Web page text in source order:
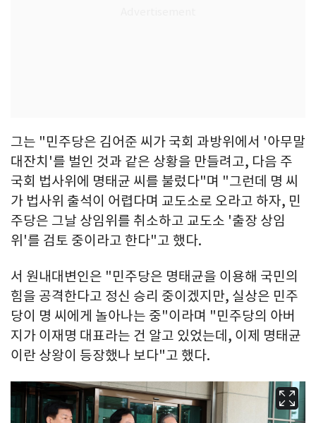
그는 "민주당은 김어준 씨가 국회 과방위에서 '아무말
대잔치'를 벌인 것과 같은 상황을 만들려고, 다음 주
국회 법사위에 명태균 씨를 불렀다"며 "그런데 명 씨
가 법사위 출석이 어렵다며 교도소로 오라고 하자, 민
주당은 그날 상임위를 취소하고 교도소 '출장 상임
위'를 검토 중이라고 한다"고 했다.
서 원내대변인은 "민주당은 명태균을 이용해 국민의
힘을 공격한다고 정신 승리 중이겠지만, 실상은 민주
당이 명 씨에게 놀아나는 중"이라며 "민주당의 아버
지가 이재명 대표라는 건 알고 있었는데, 이제 명태균
이란 상왕이 등장했나 보다"고 했다.